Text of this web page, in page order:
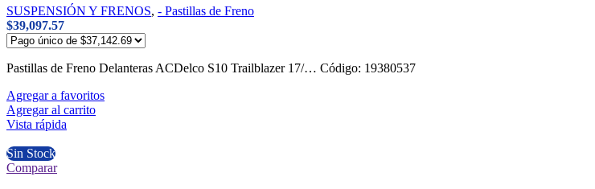
SUSPENSIÓN Y FRENOS, - Pastillas de Freno
$39,097.57
Pastillas de Freno Delanteras ACDelco S10 Trailblazer 17/… Código: 19380537
Agregar a favoritos
Agregar al carrito
Vista rápida
Sin Stock
Comparar